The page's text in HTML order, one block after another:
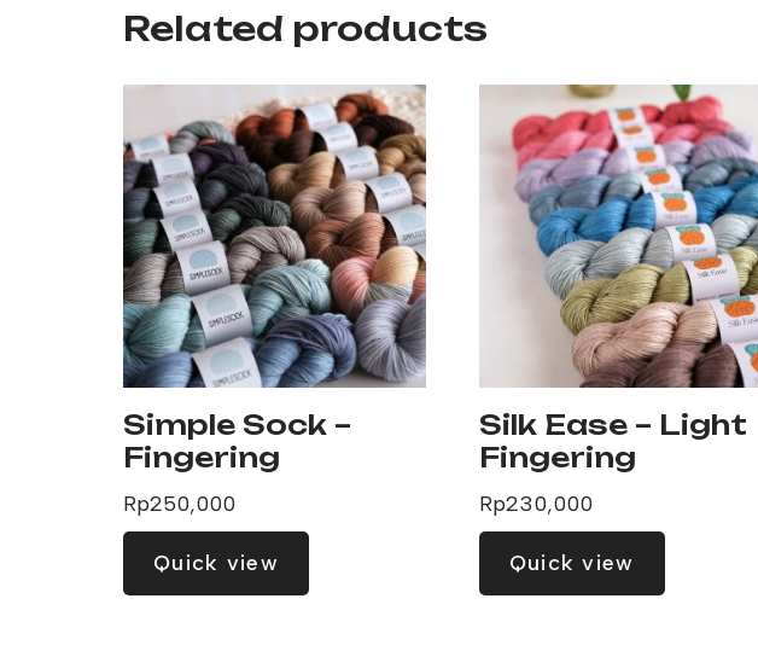
Related products
Simple Sock –
Fingering
Rp250,000
Quick view
Silk Ease – Light
Fingering
Rp230,000
Quick view